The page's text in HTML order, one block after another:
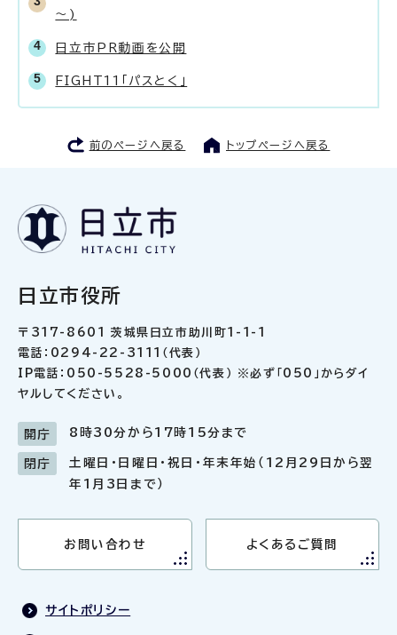
～)
日立市PR動画を公開
FIGHT11「パスとく」
前のページへ戻る トップページへ戻る
日立市役所
〒317-8601 茨城県日立市助川町1-1-1
電話：0294-22-3111（代表）
IP電話：050-5528-5000（代表） ※必ず「050」からダイ
ヤルしてください。
開庁 8時30分から17時15分まで
閉庁
土曜日・日曜日・祝日・年末年始（12月29日から翌
年1月3日まで）
お問い合わせ よくあるご質問
サイトポリシー